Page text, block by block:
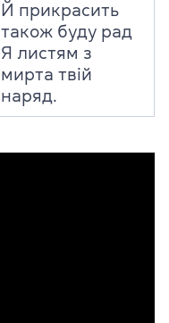
Й прикрасить
також буду рад
Я листям з
мирта твій
наряд.